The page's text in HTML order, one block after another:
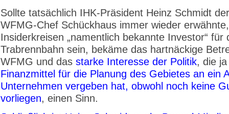
Sollte tatsächlich IHK-Präsident Heinz Schmidt
WFMG-Chef Schückhaus immer wieder
Insiderkreisen „namentlich bekannte Investor“ für
Trabrennbahn sein, bekäme das hartnäckige
WFMG und das starke Interesse der Politik, die
Finanzmittel für die Planung des Gebietes an ein
Unternehmen vergeben hat, obwohl noch keine
vorliegen, einen Sinn.